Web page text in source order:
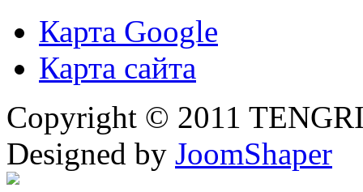
Карта Google
Карта сайта
Copyright © 2011
Designed by JoomShaper